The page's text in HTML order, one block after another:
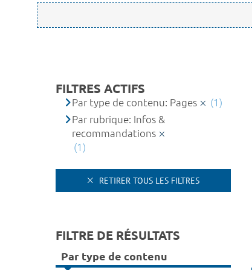
FILTRES ACTIFS
Par type de contenu: Pages
(1)
Par rubrique: Infos &
recommandations
(1)
RETIRER TOUS LES FILTRES
FILTRE DE RÉSULTATS
Par type de contenu